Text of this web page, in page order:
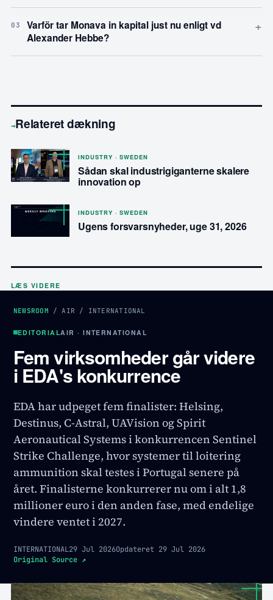
03
Varför tar Monava in kapital just nu enligt vd
Alexander Hebbe?
+
→Relateret dækning
INDUSTRY · SWEDEN
Sådan skal industrigiganterne skalere
innovation op
INDUSTRY · SWEDEN
Ugens forsvarsnyheder, uge 31, 2026
LÆS VIDERE
NEWSROOM / AIR / INTERNATIONAL
EDITORIALAIR · INTERNATIONAL
Fem virksomheder går videre
i EDA's konkurrence
EDA har udpeget fem finalister: Helsing,
Destinus, C-Astral, UAVision og Spirit
Aeronautical Systems i konkurrencen Sentinel
Strike Challenge, hvor systemer til loitering
ammunition skal testes i Portugal senere på
året. Finalisterne konkurrerer nu om i alt 1,8
millioner euro i den anden fase, med endelige
vindere ventet i 2027.
INTERNATIONAL29 Jul 2026Opdateret 29 Jul 2026
Original Source ↗